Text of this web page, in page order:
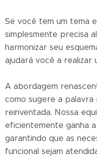
Se você tem um tema
simplesmente precisa
harmonizar seu
ajudará você a realizar
A abordagem
como sugere a palavra
reinventada. Nossa
eficientemente ganha
garantindo que as
funcional sejam